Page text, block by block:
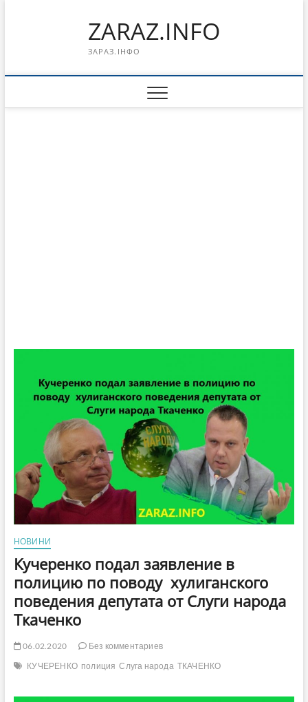
ZARAZ.INFO
ЗАРАЗ.ІНФО
НОВИНИ
Кучеренко подал заявление в
полицию по поводу хулиганского
поведения депутата от Слуги народа
Ткаченко
06.02.2020
Без комментариев
КУЧЕРЕНКО полиция Слуга народа ТКАЧЕНКО